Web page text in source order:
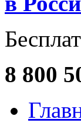
8 800